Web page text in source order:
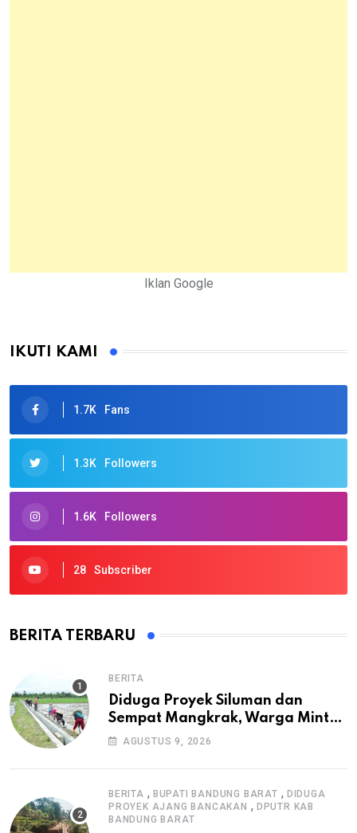
Iklan Google
IKUTI KAMI
1.7K Fans
1.3K Followers
1.6K Followers
28 Subscriber
BERITA TERBARU
BERITA
Diduga Proyek Siluman dan
Sempat Mangkrak, Warga Minta
APH Usut Tuntas Pembangunan
AGUSTUS 9, 2026
BERITA , BUPATI BANDUNG BARAT , DIDUGA
PROYEK AJANG BANCAKAN , DPUTR KAB
BANDUNG BARAT